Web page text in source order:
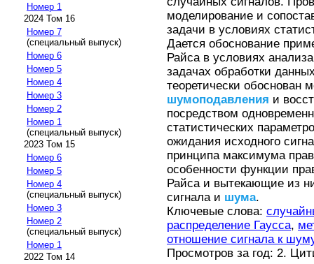
Номер 1
2024 Том 16
Номер 7
(специальный выпуск)
Номер 6
Номер 5
Номер 4
Номер 3
Номер 2
Номер 1
(специальный выпуск)
2023 Том 15
Номер 6
Номер 5
Номер 4
(специальный выпуск)
Номер 3
Номер 2
(специальный выпуск)
Номер 1
2022 Том 14
моделирование и
задачи в условиях
Дается обоснование
Райса в условиях
задачах обработки
теоретически обоснован
шумоподавления и
посредством
статистических
ожидания исходного
принципа максимума
особенности функции
Райса и вытекающие из
сигнала и шума.
Ключевые слова:
распределение Гаусса,
отношение сигнала к
Просмотров за год: 2.